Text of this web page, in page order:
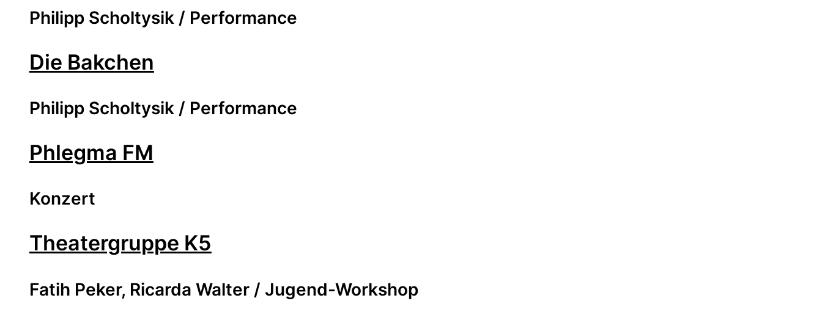
Philipp Scholtysik / Performance
Die Bakchen
Philipp Scholtysik / Performance
Phlegma FM
Konzert
Theatergruppe K5
Fatih Peker, Ricarda Walter / Jugend-Workshop